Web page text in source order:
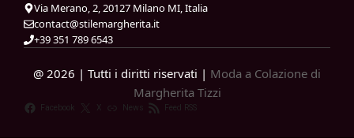
Via Merano, 2, 20127 Milano MI, Italia
contact@stilemargherita.it
+39 351 789 6543
@ 2026 | Tutti i diritti riservati | Moda a Colazione di
Margherita Tizzi
Facebook X News Feed RSS